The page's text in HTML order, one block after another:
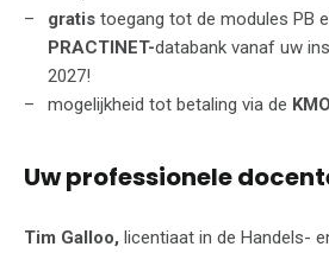
gratis toegang tot de modules PB
PRACTINET-databank vanaf uw
2027!
mogelijkheid tot betaling via de
Uw professionele
Tim Galloo, licentiaat in de Handels-